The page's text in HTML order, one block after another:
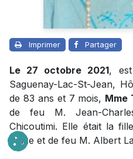
Imprimer Partager
Le 27 octobre 2021,
Saguenay-Lac-St-Jean,
de 83 ans et 7 mois, Mme
de feu M. Jean-
Chicoutimi. Elle était la
Piuze et de feu M. Albert